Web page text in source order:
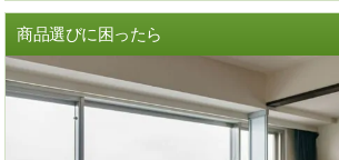
商品選びに困ったら